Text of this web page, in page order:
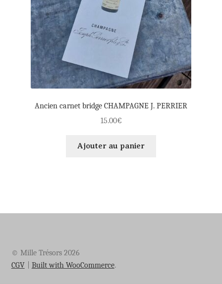
Ancien carnet bridge CHAMPAGNE J. PERRIER
15.00€
Ajouter au panier
© Mille Trésors 2026
CGV
Built with WooCommerce.